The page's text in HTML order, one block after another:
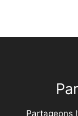
Partageons